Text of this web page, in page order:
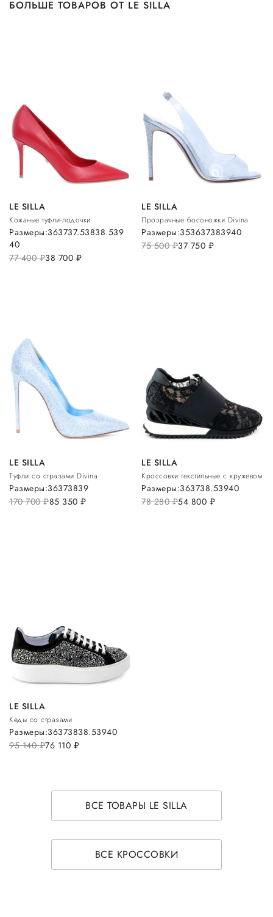
БОЛЬШЕ ТОВАРОВ ОТ LE SILLA
LE SILLA
Кожаные туфли-лодочки
77 400руб.38 700 руб.
Размеры:363737.53838.539
40
LE SILLA
Прозрачные босоножки Divina
75 500руб.37 750 руб.
Размеры:353637383940
LE SILLA
Туфли со стразами Divina
170 700руб.85 350 руб.
Размеры:36373839
LE SILLA
Кроссовки текстильные с кружевом
78 280руб.54 800 руб.
Размеры:363738.53940
LE SILLA
Кеды со стразами
95 140руб.76 110 руб.
Размеры:36373838.53940
ВСЕ ТОВАРЫ LE SILLA
ВСЕ КРОССОВКИ